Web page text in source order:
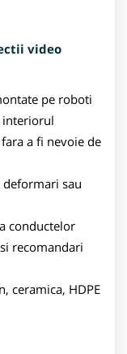
video
pe roboti
interiorul
a fi nevoie de
sau
conductelor
recomandari
ceramica, HDPE